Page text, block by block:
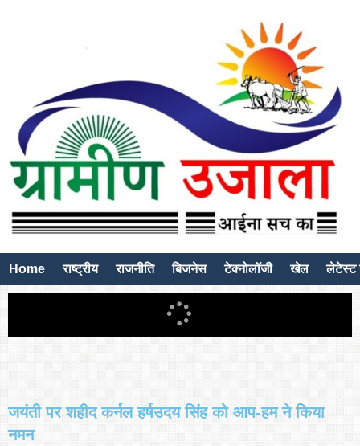
Home राष्ट्रीय राजनीति बिजनेस टेक्नोलॉजी खेल लेटेस्ट
जयंती पर शहीद कर्नल हर्षउदय सिंह को आप-हम ने किया
नमन